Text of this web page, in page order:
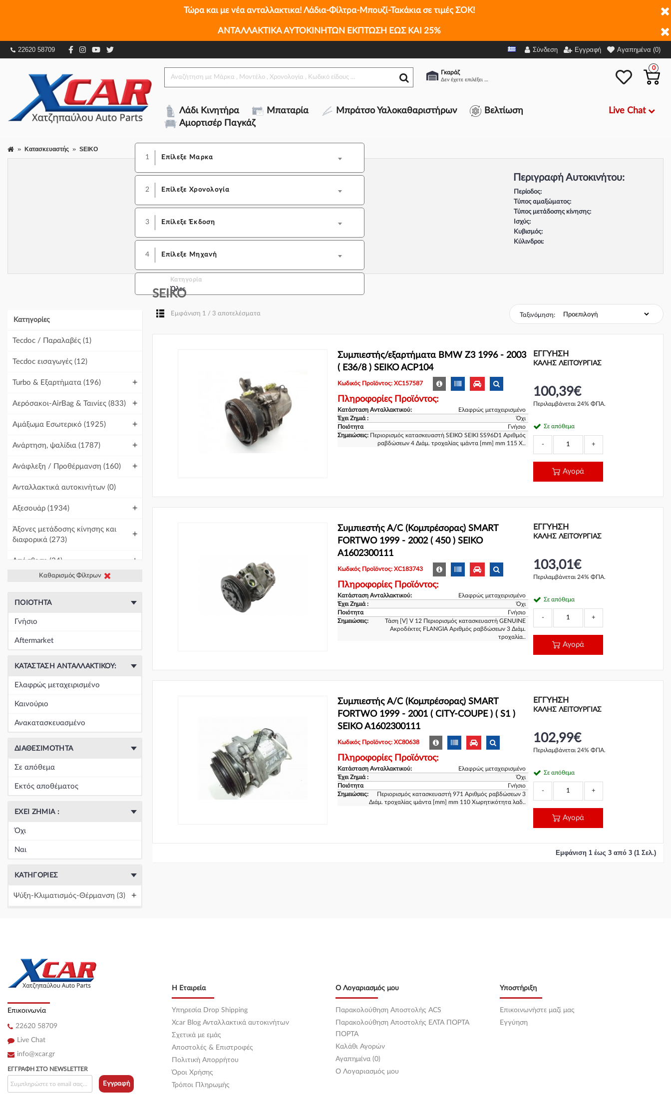
Τώρα και με νέα ανταλλακτικα! Λάδια-Φίλτρα-Μπουζί-Τακάκια σε τιμές ΣΟΚ!
ΑΝΤΑΛΛΑΚΤΙΚΑ ΑΥΤΟΚΙΝΗΤΩΝ ΕΚΠΤΩΣΗ ΕΩΣ ΚΑΙ 25%
22620 58709 Σύνδεση Εγγραφή Αγαπημένα (0)
Γκαράζ
Δεν έχετε επιλέξει αμάξι.
0
Λάδι Κινητήρα Μπαταρία Μπράτσο Υαλοκαθαριστήρων
Βελτίωση
Αμορτισέρ Παγκάζ
Live Chat
Κατασκευαστής
SEIKO
1
Επίλεξε Μαρκα
2 Επίλεξε Χρονολογία
3 Επίλεξε Έκδοση
4 Επίλεξε Μηχανή
Κατηγορία
Όλες
Περιγραφή Αυτοκινήτου:
Περίοδος:
Τύπος αμαξώματος:
Τύπος μετάδοσης κίνησης:
Ισχύς:
Κυβισμός:
Κύλινδροι:
Κατηγορίες
Tecdoc / Παραλαβές (1)
Tecdoc εισαγωγές (12)
Turbo & Εξαρτήματα (196) +
Αερόσακοι-AirBag & Ταινίες (833) +
Αμάξωμα Εσωτερικό (1925) +
Ανάρτηση, ψαλίδια (1787) +
Ανάφλεξη / Προθέρμανση (160) +
Ανταλλακτικά αυτοκινήτων (0)
Αξεσουάρ (1934) +
Άξονες μετάδοσης κίνησης και
διαφορικά (273)
+
Απόσβεση (34) +
Γραμμές και σωλήνες +
Γρύλοι-Διακόπτες & Αμορτισέρ
Ζάντες & Λάστιχα (293)
Ηχος-Εικόνα-GPS
Κεντρική (0)
Κεντρική
Κεντρική(0)
Κεντρική(0)
Κεντρική(0)
Καθαρισμός Φίλτρων
ΠΟΙΌΤΗΤΑ
Γνήσιο
Aftermarket
ΚΑΤΆΣΤΑΣΗ ΑΝΤΑΛΛΑΚΤΙΚΟΎ:
Ελαφρώς μεταχειρισμένο
Καινούριο
Ανακατασκευασμένο
ΔΙΑΘΕΣΙΜΌΤΗΤΑ
Σε απόθεμα
Εκτός αποθέματος
ΈΧΕΙ ΖΗΜΙΆ :
Όχι
Ναι
ΚΑΤΗΓΟΡΊΕΣ
Ψύξη-Κλιματισμός-Θέρμανση (3) +
SEIKO
Εμφάνιση 1 / 3 αποτελέσματα Ταξινόμηση:
Συμπιεστής/εξαρτήματα BMW Z3 1996 - 2003
( E36/8 ) SEIKO ACP104
Κωδικός Προϊόντος: XC157587
Πληροφορίες Προϊόντος:
Κατάσταση Ανταλλακτικού:
Ελαφρώς μεταχειρισμένο
Έχει Ζημιά :
Όχι
Ποιότητα
Γνήσιο
Σημειώσεις: Περιορισμός κατασκευαστή SEIKO SEIKI SS96D1 Αριθμός
ραβδώσεων 4 Διάμ. τροχαλίας ιμάντα [mm] mm 115 Χ..
ΕΓΓΎΗΣΗ
ΚΑΛΗΣ ΛΕΙΤΟΥΡΓΙΑΣ
100,39€
Περιλαμβάνεται 24% ΦΠΑ.
Σε απόθεμα
- +
Αγορά
Συμπιεστής A/C (Κομπρέσορας) SMART
FORTWO 1999 - 2002 ( 450 ) SEIKO
A1602300111
Κωδικός Προϊόντος: XC183743
Πληροφορίες Προϊόντος:
Κατάσταση Ανταλλακτικού:
Ελαφρώς μεταχειρισμένο
Έχει Ζημιά :
Όχι
Ποιότητα
Γνήσιο
Σημειώσεις:
Τάση [V] V 12 Περιορισμός κατασκευαστή GENUINE
Ακροδέκτες FLANGIA Αριθμός ραβδώσεων 3 Διάμ.
τροχαλία..
ΕΓΓΎΗΣΗ
ΚΑΛΗΣ ΛΕΙΤΟΥΡΓΙΑΣ
103,01€
Περιλαμβάνεται 24% ΦΠΑ.
Σε απόθεμα
- +
Αγορά
Συμπιεστής A/C (Κομπρέσορας) SMART
FORTWO 1999 - 2001 ( CITY-COUPE ) ( S1 )
SEIKO A1602300111
Κωδικός Προϊόντος: XC80638
Πληροφορίες Προϊόντος:
Κατάσταση Ανταλλακτικού:
Ελαφρώς μεταχειρισμένο
Έχει Ζημιά :
Όχι
Ποιότητα
Γνήσιο
Σημειώσεις:
Περιορισμός κατασκευαστή 971 Αριθμός ραβδώσεων 3
Διάμ. τροχαλίας ιμάντα [mm] mm 110 Χωρητικότητα λαδ..
ΕΓΓΎΗΣΗ
ΚΑΛΗΣ ΛΕΙΤΟΥΡΓΙΑΣ
102,99€
Περιλαμβάνεται 24% ΦΠΑ.
Σε απόθεμα
- +
Αγορά
Εμφάνιση 1 έως 3 από 3 (1 Σελ.)
Επικοινωνία
22620 58709
Live Chat
info@xcar.gr
Η Εταιρεία
Υπηρεσία Drop Shipping
Xcar Blog Ανταλλακτικά αυτοκινήτων
Σχετικά με εμάς
Αποστολές & Επιστροφές
Πολιτική Απορρήτου
Όροι Χρήσης
Τρόποι Πληρωμής
Ο Λογαριασμός μου
Παρακολούθηση Αποστολής ACS
Παρακολούθηση Αποστολής ΕΛΤΑ ΠΟΡΤΑ
ΠΟΡΤΑ
Καλάθι Αγορών
Αγαπημένα (0)
O Λογαριασμός μου
Υποστήριξη
Επικοινωνήστε μαζί μας
Εγγύηση
ΕΓΓΡΑΦΉ ΣΤΟ NEWSLETTER
Εγγραφή